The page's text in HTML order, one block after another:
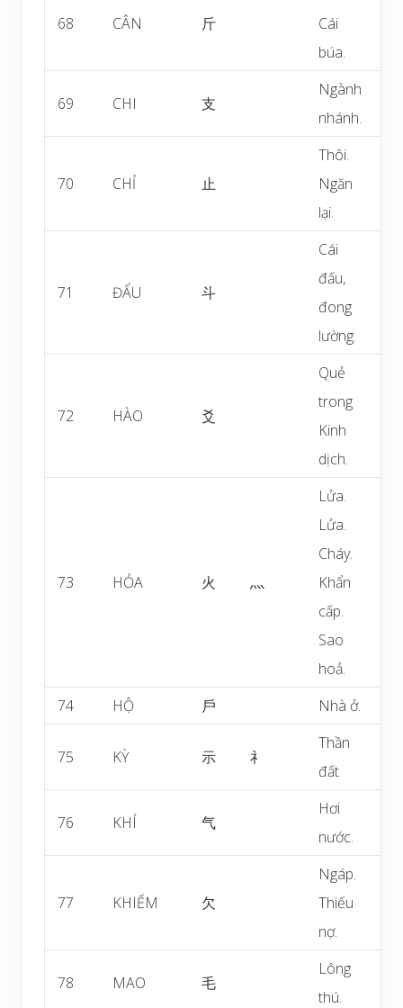
68 CÂN 斤
Cái
búa.
69 CHI 支
Ngành
nhánh.
70 CHỈ 止
Thôi.
Ngăn
lại.
71 ĐẨU 斗
Cái
đấu,
đong
lường.
72 HÀO 爻
Quẻ
trong
Kinh
dịch.
73 HỎA 火 灬
Lửa.
Lửa.
Cháy.
Khẩn
cấp.
Sao
hoả.
74
HỘ 戶 Nhà ở.
75 KỲ 示 礻
Thần
đất
76 KHÍ 气
Hơi
nước.
77 KHIẾM 欠
Ngáp.
Thiếu
nợ.
78 MAO 毛
Lông
thú.